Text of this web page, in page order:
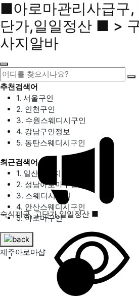
■아로마관리사급구,
단가,일일정산 ■ >
사지알바
추천검색어
1. 서울구인
2. 인천구인
3. 수원스웨디시구인
4. 강남구인정보
5. 동탄스웨디시구인
최근검색어
1. 일산마사지구인
2. 성남아로마구인
3. 스웨디시구인
4. 안산스웨디시구인
5. 아로마구인
제주아로마샵
숙식제공, 고단가,일일정산 ■